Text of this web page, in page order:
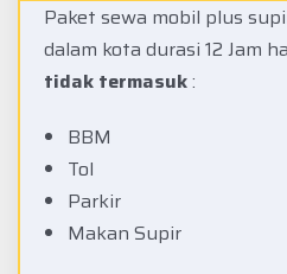
Paket sewa mobil plus
dalam kota durasi 12 Jam
tidak termasuk:
BBM
Tol
Parkir
Makan Supir